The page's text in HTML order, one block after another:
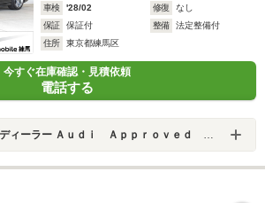
車検 '28/02 修復
なし
保証
保証付 整備
法定整備付
住所
東京都練馬区
今すぐ在庫確認・見積依頼
電話する
ー Ａｕｄｉ Ａｐｐｒｏｖｅｄ Ａｕｔｏｍｏｂｉｌｅ練馬